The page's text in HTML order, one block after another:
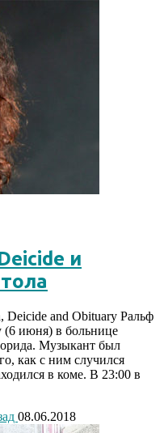
и
Deicide and Obituary Ральф
(6 июня) в больнице
Музыкант был
как с ним случился
в коме. В 23:00 в
08.06.2018